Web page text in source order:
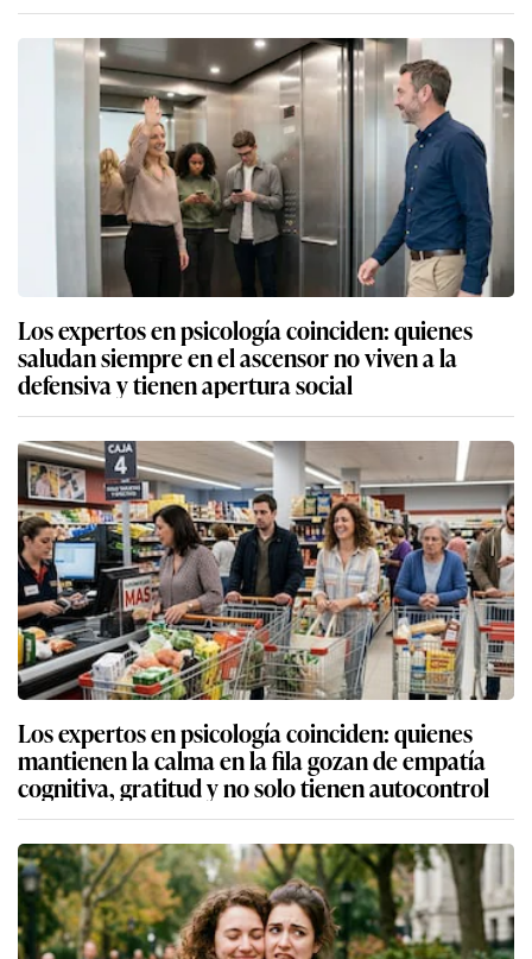
Los expertos en psicología coinciden: quienes
saludan siempre en el ascensor no viven a la
defensiva y tienen apertura social
Los expertos en psicología coinciden: quienes
mantienen la calma en la fila gozan de empatía
cognitiva, gratitud y no solo tienen autocontrol